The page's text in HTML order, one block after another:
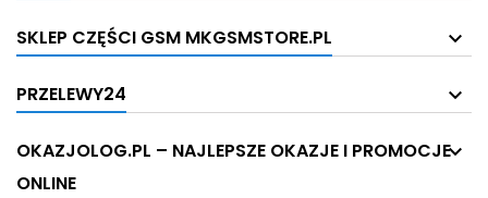
SKLEP CZĘŚCI GSM MKGSMSTORE.PL
PRZELEWY24
OKAZJOLOG.PL – NAJLEPSZE OKAZJE I PROMOCJE
ONLINE